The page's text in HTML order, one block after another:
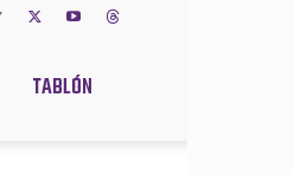
TABLÓN